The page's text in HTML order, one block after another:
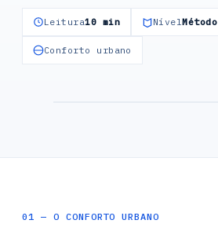
Leitura10 min NívelMétodo
Conforto urbano
01 — O CONFORTO URBANO